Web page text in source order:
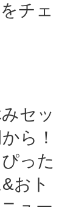
チェ
セッ
ら！
った
おト